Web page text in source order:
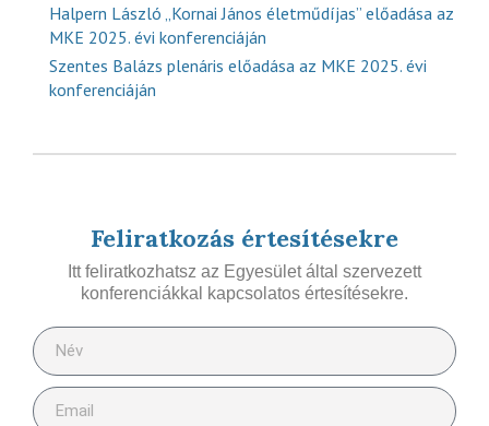
Halpern László „Kornai János életműdíjas” előadása az
MKE 2025. évi konferenciáján
Szentes Balázs plenáris előadása az MKE 2025. évi
konferenciáján
Feliratkozás értesítésekre
Itt feliratkozhatsz az Egyesület által szervezett
konferenciákkal kapcsolatos értesítésekre.